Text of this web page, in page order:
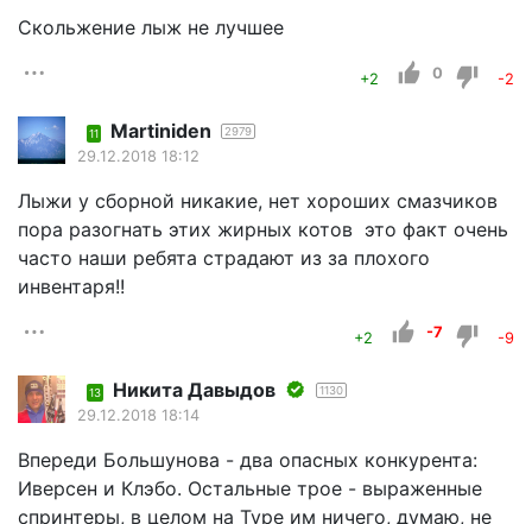
Скольжение лыж не лучшее
+2 0 -2
11 Martiniden 2979
29.12.2018 18:12
Лыжи у сборной никакие, нет хороших смазчиков
пора разогнать этих жирных котов это факт очень
часто наши ребята страдают из за плохого
инвентаря!!
+2 -7 -9
13 Никита Давыдов 1130
29.12.2018 18:14
Впереди Большунова - два опасных конкурента:
Иверсен и Клэбо. Остальные трое - выраженные
спринтеры, в целом на Туре им ничего, думаю, не